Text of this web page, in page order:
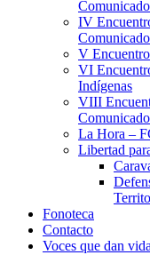
IV
V
VI
Indígenas
VIII
La Hora –
Libertad
Fonoteca
Contacto
Voces que dan